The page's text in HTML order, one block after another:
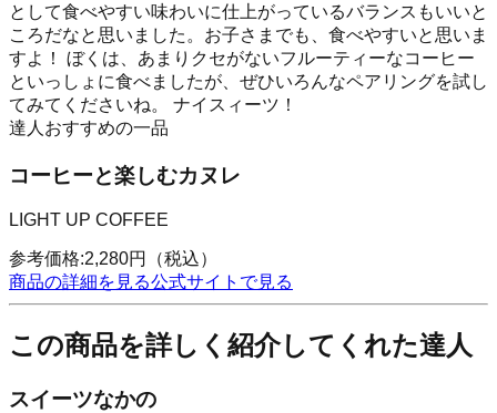
として食べやすい味わいに仕上がっているバランスもいいと
ころだなと思いました。お子さまでも、食べやすいと思いま
すよ！ ぼくは、あまりクセがないフルーティーなコーヒー
といっしょに食べましたが、ぜひいろんなペアリングを試し
てみてくださいね。 ナイスィーツ！
達人おすすめの一品
コーヒーと楽しむカヌレ
LIGHT UP COFFEE
参考価格:2,280円
（税込）
商品の詳細を見る公式サイトで見る
この商品を詳しく紹介してくれた達人
スイーツなかの